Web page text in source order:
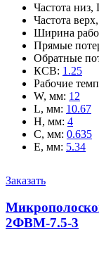
Частота низ,
Частота
Ширина
Прямые
Обратные
КСВ: 1.25
Рабочие
W, мм: 12
L, мм: 10.67
H, мм: 4
C, мм: 0.635
E, мм: 5.34
Заказать
2ФВМ-7.5-3